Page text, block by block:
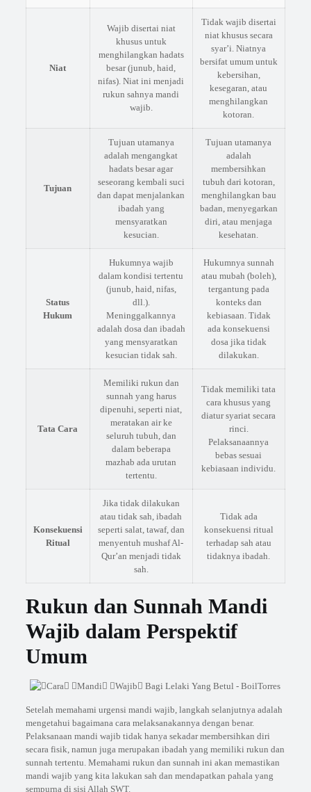
Niat
Wajib disertai niat
khusus untuk
menghilangkan hadats
besar (junub, haid,
nifas). Niat ini menjadi
rukun sahnya mandi
wajib.
Tidak wajib disertai
niat khusus secara
syar’i. Niatnya
bersifat umum untuk
kebersihan,
kesegaran, atau
menghilangkan
kotoran.
Tujuan
Tujuan utamanya
adalah mengangkat
hadats besar agar
seseorang kembali suci
dan dapat menjalankan
ibadah yang
mensyaratkan
kesucian.
Tujuan utamanya
adalah
membersihkan
tubuh dari kotoran,
menghilangkan bau
badan, menyegarkan
diri, atau menjaga
kesehatan.
Status
Hukum
Hukumnya wajib
dalam kondisi tertentu
(junub, haid, nifas,
dll.).
Meninggalkannya
adalah dosa dan ibadah
yang mensyaratkan
kesucian tidak sah.
Hukumnya sunnah
atau mubah (boleh),
tergantung pada
konteks dan
kebiasaan. Tidak
ada konsekuensi
dosa jika tidak
dilakukan.
Tata Cara
Memiliki rukun dan
sunnah yang harus
dipenuhi, seperti niat,
meratakan air ke
seluruh tubuh, dan
dalam beberapa
mazhab ada urutan
tertentu.
Tidak memiliki tata
cara khusus yang
diatur syariat secara
rinci.
Pelaksanaannya
bebas sesuai
kebiasaan individu.
Konsekuensi
Ritual
Jika tidak dilakukan
atau tidak sah, ibadah
seperti salat, tawaf, dan
menyentuh mushaf Al-
Qur’an menjadi tidak
sah.
Tidak ada
konsekuensi ritual
terhadap sah atau
tidaknya ibadah.
Rukun dan Sunnah Mandi
Wajib dalam Perspektif
Umum
Setelah memahami urgensi mandi wajib, langkah selanjutnya adalah
mengetahui bagaimana cara melaksanakannya dengan benar.
Pelaksanaan mandi wajib tidak hanya sekadar membersihkan diri
secara fisik, namun juga merupakan ibadah yang memiliki rukun dan
sunnah tertentu. Memahami rukun dan sunnah ini akan memastikan
mandi wajib yang kita lakukan sah dan mendapatkan pahala yang
sempurna di sisi Allah SWT.